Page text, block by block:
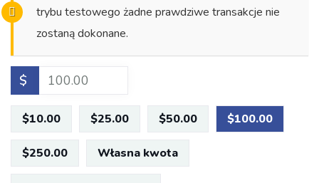
trybu testowego żadne prawdziwe transakcje nie
zostaną dokonane.
$
$10.00 $25.00 $50.00 $100.00
$250.00 Własna kwota